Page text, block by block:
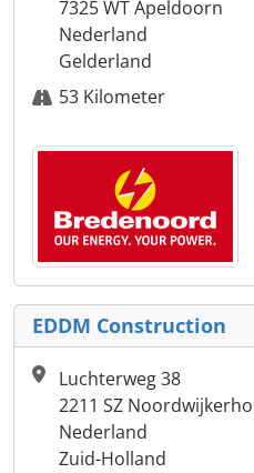
7325 WT Apeldoorn
Nederland
Gelderland
53 Kilometer
EDDM Construction
Luchterweg 38
2211 SZ
Nederland
Zuid-Holland